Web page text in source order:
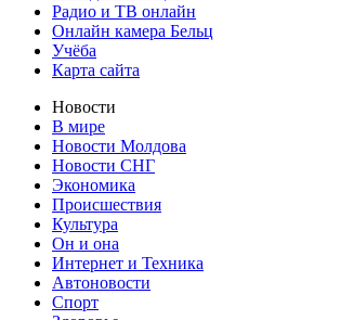
Радио и ТВ онлайн
Онлайн камера Бельц
Учёба
Карта сайта
Новости
В мире
Новости Молдова
Новости СНГ
Экономика
Происшествия
Культура
Он и она
Интернет и Техника
Автоновости
Спорт